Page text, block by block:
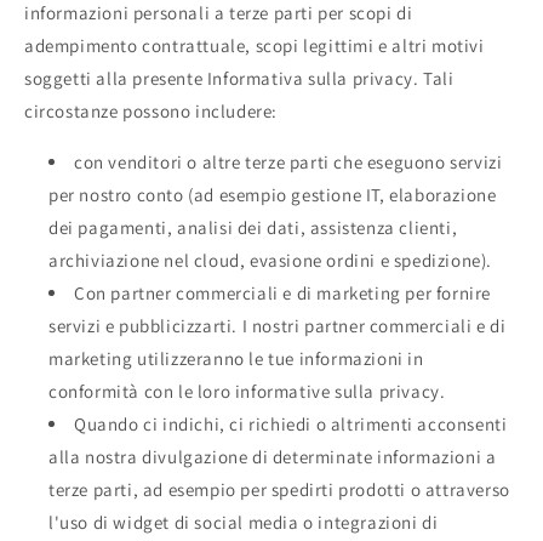
informazioni personali a terze parti per scopi di
adempimento contrattuale, scopi legittimi e altri motivi
soggetti alla presente Informativa sulla privacy. Tali
circostanze possono includere:
con venditori o altre terze parti che eseguono servizi
per nostro conto (ad esempio gestione IT, elaborazione
dei pagamenti, analisi dei dati, assistenza clienti,
archiviazione nel cloud, evasione ordini e spedizione).
Con partner commerciali e di marketing per fornire
servizi e pubblicizzarti. I nostri partner commerciali e di
marketing utilizzeranno le tue informazioni in
conformità con le loro informative sulla privacy.
Quando ci indichi, ci richiedi o altrimenti acconsenti
alla nostra divulgazione di determinate informazioni a
terze parti, ad esempio per spedirti prodotti o attraverso
l'uso di widget di social media o integrazioni di